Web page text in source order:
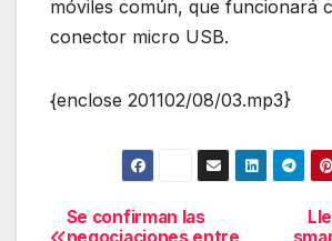
móviles común, que funcionará
conector micro USB.
{enclose 201102/08/03.mp3}
Navegación
Se confirman las